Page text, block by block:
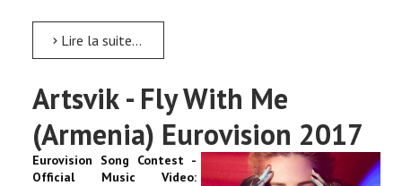
Lire la suite...
Artsvik - Fly With Me
(Armenia) Eurovision 2017
Eurovision Song Contest -
Official Music Video: